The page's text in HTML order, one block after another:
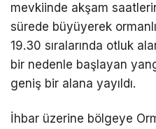
mevkiinde akşam
sürede büyüyerek
19.30 sıralarında otluk
bir nedenle başlayan
geniş bir alana yayıldı.
İhbar üzerine bölgeye